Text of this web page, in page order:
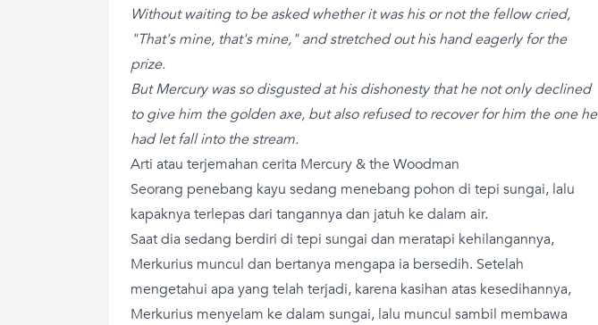
Without waiting to be asked whether it was his or not the fellow cried,
"That's mine, that's mine," and stretched out his hand eagerly for the
prize.
But Mercury was so disgusted at his dishonesty that he not only declined
to give him the golden axe, but also refused to recover for him the one he
had let fall into the stream.
Arti atau terjemahan cerita Mercury & the Woodman
Seorang penebang kayu sedang menebang pohon di tepi sungai, lalu
kapaknya terlepas dari tangannya dan jatuh ke dalam air.
Saat dia sedang berdiri di tepi sungai dan meratapi kehilangannya,
Merkurius muncul dan bertanya mengapa ia bersedih. Setelah
mengetahui apa yang telah terjadi, karena kasihan atas kesedihannya,
Merkurius menyelam ke dalam sungai, lalu muncul sambil membawa